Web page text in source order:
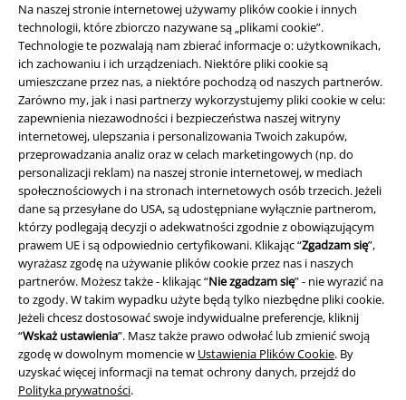
Na naszej stronie internetowej używamy plików cookie i innych
technologii, które zbiorczo nazywane są „plikami cookie”.
Technologie te pozwalają nam zbierać informacje o: użytkownikach,
ich zachowaniu i ich urządzeniach. Niektóre pliki cookie są
umieszczane przez nas, a niektóre pochodzą od naszych partnerów.
Zarówno my, jak i nasi partnerzy wykorzystujemy pliki cookie w celu:
zapewnienia niezawodności i bezpieczeństwa naszej witryny
internetowej, ulepszania i personalizowania Twoich zakupów,
przeprowadzania analiz oraz w celach marketingowych (np. do
personalizacji reklam) na naszej stronie internetowej, w mediach
społecznościowych i na stronach internetowych osób trzecich. Jeżeli
dane są przesyłane do USA, są udostępniane wyłącznie partnerom,
którzy podlegają decyzji o adekwatności zgodnie z obowiązującym
prawem UE i są odpowiednio certyfikowani. Klikając “Zgadzam się”,
wyrażasz zgodę na używanie plików cookie przez nas i naszych
partnerów. Możesz także - klikając “Nie zgadzam się” - nie wyrazić na
to zgody. W takim wypadku użyte będą tylko niezbędne pliki cookie.
Jeżeli chcesz dostosować swoje indywidualne preferencje, kliknij
“Wskaż ustawienia”. Masz także prawo odwołać lub zmienić swoją
zgodę w dowolnym momencie w Ustawienia Plików Cookie. By
uzyskać więcej informacji na temat ochrony danych, przejdź do
Polityka prywatności.
Aplikację EMP
Ściągnij nową aplikację EMP - ZA DARMO - i korzystaj z nowych
funkcji!
A Warner Music Group Company